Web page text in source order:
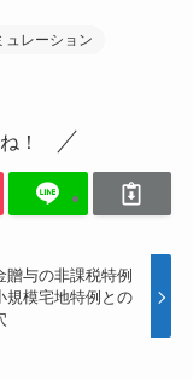
ュレーション
！
贈与の非課税特例
規模宅地特例との